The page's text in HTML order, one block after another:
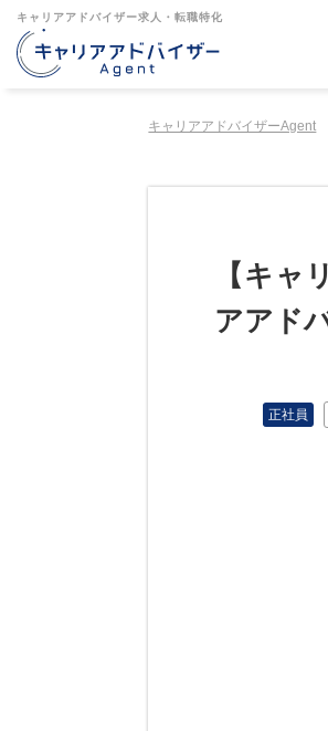
キャリアアドバイザー求人・転職特化
キャリアアドバイザーAgent
【キャ
アアド
正社員